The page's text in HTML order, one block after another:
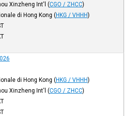
Xinzheng Int'l (CGO / ZHCC)
di Hong Kong (HKG / VHHH)
di Hong Kong (HKG / VHHH)
Xinzheng Int'l (CGO / ZHCC)